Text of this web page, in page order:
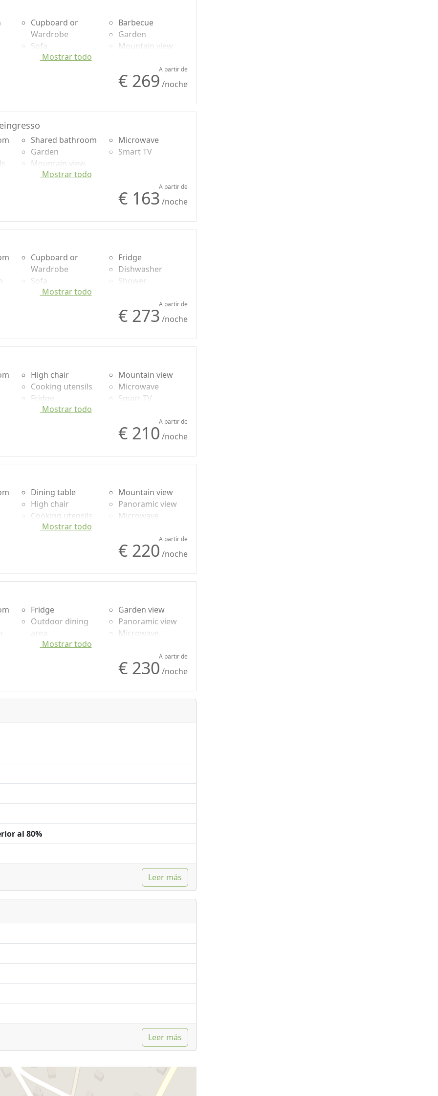
gratuito de skibus que lleva a los huéspedes a las
Cupboard or
Wardrobe
Sofa
Dining table
area
Barbecue
Garden
Mountain view
Smart TV
Mostrar todo
A partir de
€ 269 /noche
Shared bathroom
Garden
Mountain view
Garden view
Microwave
Smart TV
Mostrar todo
A partir de
€ 163 /noche
Cupboard or
Wardrobe
Sofa
Dining table
Fridge
Dishwasher
Shower
Mostrar todo
A partir de
€ 273 /noche
High chair
Cooking utensils
Fridge
Shower
Mountain view
Microwave
Smart TV
Mostrar todo
A partir de
€ 210 /noche
Dining table
High chair
Cooking utensils
Outdoor dining
Mountain view
Panoramic view
Microwave
Mostrar todo
A partir de
€ 220 /noche
Fridge
Outdoor dining
area
Shower
Garden view
Panoramic view
Microwave
Mostrar todo
A partir de
€ 230 /noche
al 80%
Leer más
Leer más